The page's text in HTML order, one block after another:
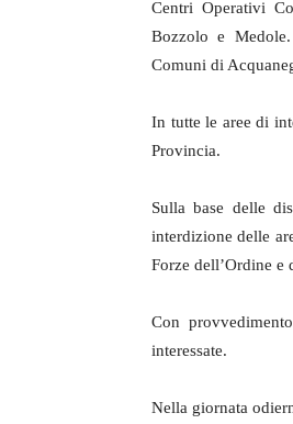
Centri Operativi
Bozzolo e
Comuni di
In tutte le aree di
Provincia.
Sulla base delle
interdizione delle
Forze dell’Ordine e
Con
interessate.
Nella giornata